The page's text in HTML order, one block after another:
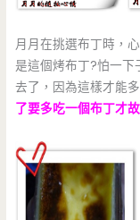
月月在挑選布丁時，
是這個烤布丁?怕一
去了，因為這樣才能
了要多吃一個布丁才